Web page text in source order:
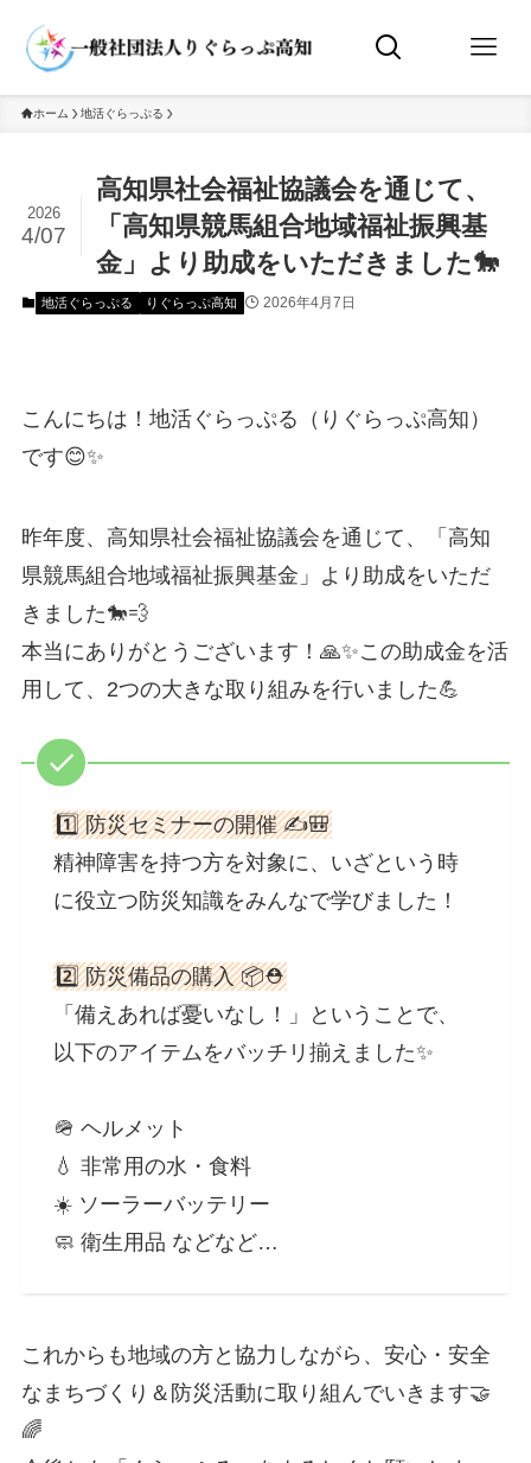
ホーム 地活ぐらっぷる
高知県社会福祉協議会を通じて、
「高知県競馬組合地域福祉振興基
金」より助成をいただきました🐎
2026
4/07
地活ぐらっぷる りぐらっぷ高知 2026年4月7日
こんにちは！地活ぐらっぷる（りぐらっぷ高知）
です😊✨
昨年度、高知県社会福祉協議会を通じて、「高知
県競馬組合地域福祉振興基金」より助成をいただ
きました🐎💨
本当にありがとうございます！🙏✨この助成金を活
用して、2つの大きな取り組みを行いました💪
1️⃣ 防災セミナーの開催 ✍️🎒
精神障害を持つ方を対象に、いざという時
に役立つ防災知識をみんなで学びました！
2️⃣ 防災備品の購入 📦⛑️
「備えあれば憂いなし！」ということで、
以下のアイテムをバッチリ揃えました✨
🪖 ヘルメット
💧 非常用の水・食料
☀️ ソーラーバッテリー
🧼 衛生用品 などなど…
これからも地域の方と協力しながら、安心・安全
なまちづくり＆防災活動に取り組んでいきます🤝
🌈